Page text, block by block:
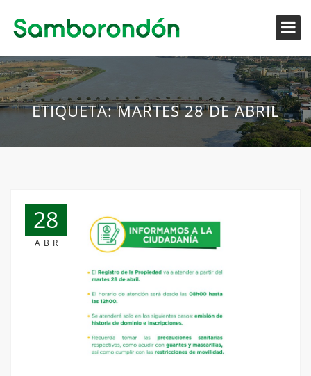
ETIQUETA:MARTES 28 DE ABRIL
28
ABR